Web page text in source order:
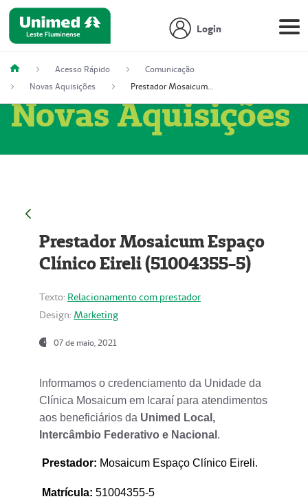
Login
Acesso Rápido
Comunicação
Novas Aquisições
Prestador Mosaicum Espaço Clínico Eireli (51004355-5)
Novas Aquisições
Prestador Mosaicum Espaço
Clínico Eireli (51004355-5)
Texto: Relacionamento com prestador
Design: Marketing
07 de maio, 2021
Informamos o credenciamento da Unidade da
Clínica Mosaicum em Icaraí para atendimentos
aos beneficiários da Unimed Local,
Intercâmbio Federativo e Nacional .
Prestador: Mosaicum Espaço Clínico Eireli.
Matrícula: 51004355-5